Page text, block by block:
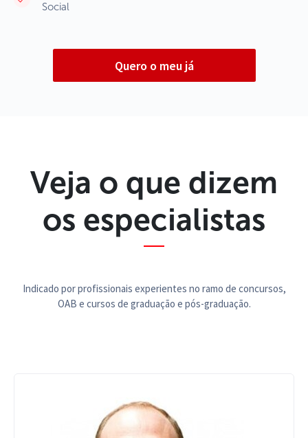
Social
Quero o meu já
Veja o que dizem
os especialistas
Indicado por profissionais experientes no ramo de concursos,
OAB e cursos de graduação e pós-graduação.